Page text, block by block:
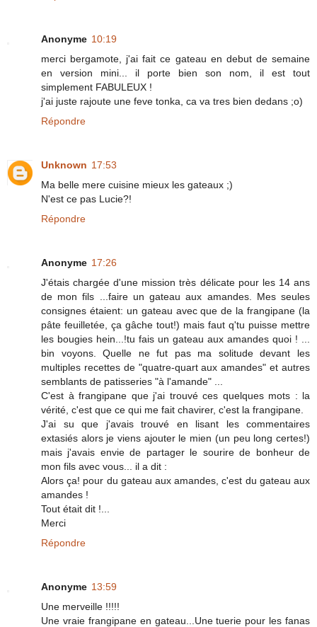
Anonyme 10:19
merci bergamote, j'ai fait ce gateau en debut de semaine
en version mini... il porte bien son nom, il est tout
simplement FABULEUX !
j'ai juste rajoute une feve tonka, ca va tres bien dedans ;o)
Répondre
Unknown 17:53
Ma belle mere cuisine mieux les gateaux ;)
N'est ce pas Lucie?!
Répondre
Anonyme 17:26
J'étais chargée d'une mission très délicate pour les 14 ans
de mon fils ...faire un gateau aux amandes. Mes seules
consignes étaient: un gateau avec que de la frangipane (la
pâte feuilletée, ça gâche tout!) mais faut q'tu puisse mettre
les bougies hein...!tu fais un gateau aux amandes quoi ! ...
bin voyons. Quelle ne fut pas ma solitude devant les
multiples recettes de "quatre-quart aux amandes" et autres
semblants de patisseries "à l'amande" ...
C'est à frangipane que j'ai trouvé ces quelques mots : la
vérité, c'est que ce qui me fait chavirer, c'est la frangipane.
J'ai su que j'avais trouvé en lisant les commentaires
extasiés alors je viens ajouter le mien (un peu long certes!)
mais j'avais envie de partager le sourire de bonheur de
mon fils avec vous... il a dit :
Alors ça! pour du gateau aux amandes, c'est du gateau aux
amandes !
Tout était dit !...
Merci
Répondre
Anonyme 13:59
Une merveille !!!!!
Une vraie frangipane en gateau...Une tuerie pour les fanas